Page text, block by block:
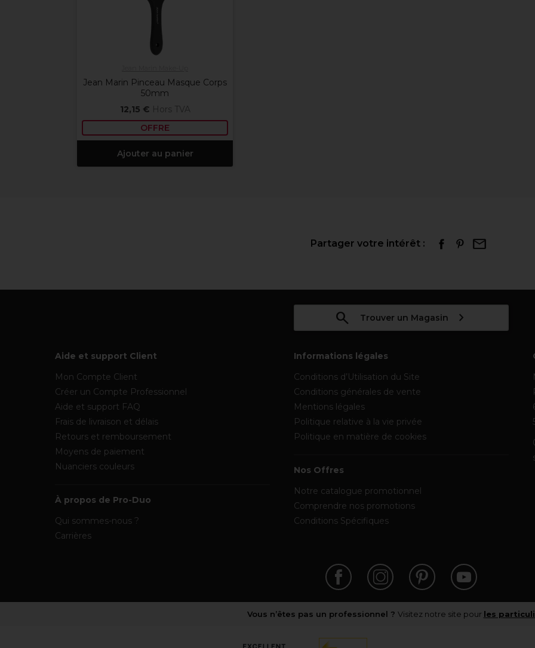
Jean Marin Pinceau Masque Corps
50mm
12,15 € Hors TVA
OFFRE
Ajouter au panier
Partager votre intérêt :
Trouver un Magasin
Aide et support Client
Mon Compte Client
Créer un Compte Professionnel
Aide et support FAQ
Frais de livraison et délais
Retours et remboursement
Moyens de paiement
Nuanciers couleurs
À propos de Pro-Duo
Qui sommes-nous ?
Carrières
Informations légales
Conditions d’Utilisation du Site
Conditions générales de vente
Mentions légales
Politique relative à la vie privée
Politique en matière de cookies
Nos Offres
Notre catalogue promotionnel
Comprendre nos promotions
Conditions Spécifiques
Vous n’êtes pas un professionnel ? Visitez notre site pour les